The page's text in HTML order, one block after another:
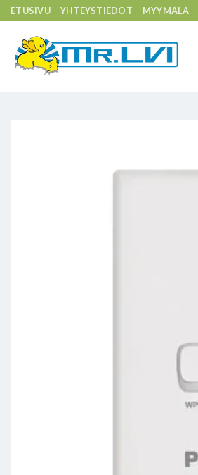
Skip
to
content
ETUSIVU YHTEYSTIEDOT MYYMÄLÄ